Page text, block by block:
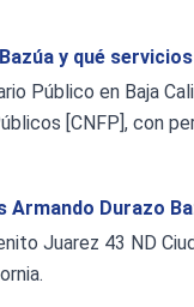
y qué
Público en Baja
[CNFP], con
Armando Durazo
Juarez 43 ND